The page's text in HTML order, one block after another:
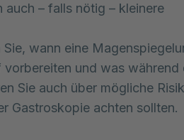
auch – falls nötig – kleinere
wann eine
und was während
Sie auch über mögliche
Gastroskopie achten sollten.